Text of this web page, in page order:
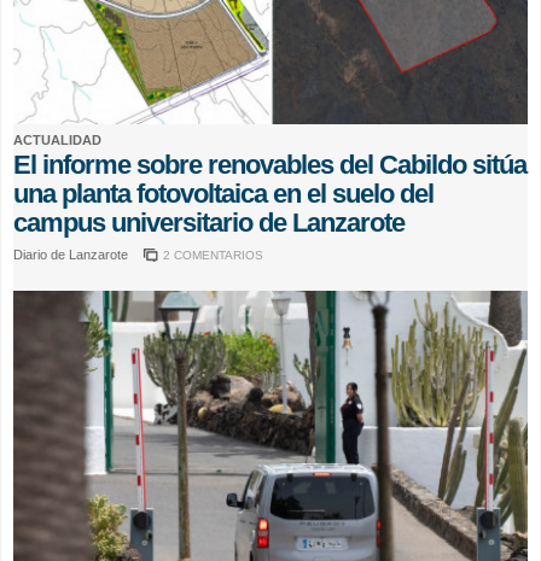
ACTUALIDAD
El informe sobre renovables del Cabildo sitúa
una planta fotovoltaica en el suelo del
campus universitario de Lanzarote
Diario de Lanzarote 2 COMENTARIOS